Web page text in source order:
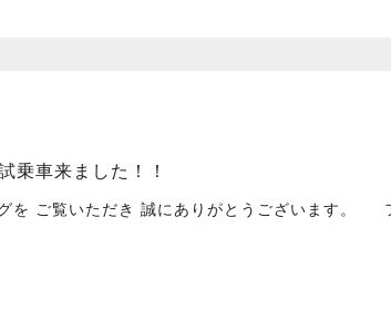
乗車来ました！！
を ご覧いただき 誠にありがとうございます。